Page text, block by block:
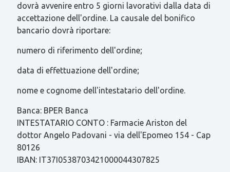
dovrà avvenire entro 5 giorni lavorativi dalla data di
accettazione dell'ordine. La causale del bonifico
bancario dovrà riportare:
numero di riferimento dell'ordine;
data di effettuazione dell'ordine;
nome e cognome dell'intestatario dell'ordine.
Banca: BPER Banca
INTESTATARIO CONTO : Farmacie Ariston del
dottor Angelo Padovani - via dell'Epomeo 154 - Cap
80126
IBAN: IT37I0538703421000044307825